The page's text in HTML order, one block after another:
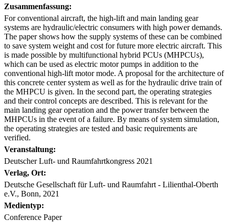
Zusammenfassung:
For conventional aircraft, the high-lift and main landing gear
systems are hydraulic/electric consumers with high power demands.
The paper shows how the supply systems of these can be combined
to save system weight and cost for future more electric aircraft. This
is made possible by multifunctional hybrid PCUs (MHPCUs),
which can be used as electric motor pumps in addition to the
conventional high-lift motor mode. A proposal for the architecture of
this concrete center system as well as for the hydraulic drive train of
the MHPCU is given. In the second part, the operating strategies
and their control concepts are described. This is relevant for the
main landing gear operation and the power transfer between the
MHPCUs in the event of a failure. By means of system simulation,
the operating strategies are tested and basic requirements are
verified.
Veranstaltung:
Deutscher Luft- und Raumfahrtkongress 2021
Verlag, Ort:
Deutsche Gesellschaft für Luft- und Raumfahrt - Lilienthal-Oberth
e.V., Bonn, 2021
Medientyp:
Conference Paper